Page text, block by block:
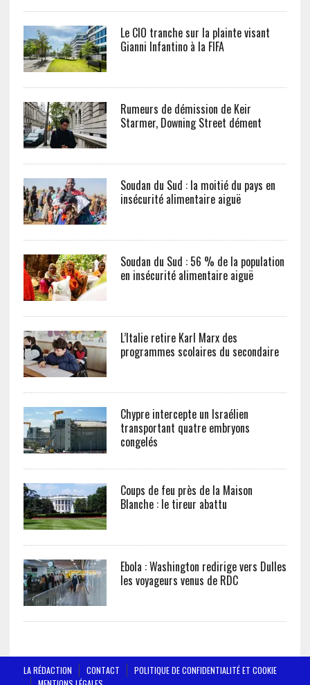
Le CIO tranche sur la plainte visant
Gianni Infantino à la FIFA
Rumeurs de démission de Keir
Starmer, Downing Street dément
Soudan du Sud : la moitié du pays en
insécurité alimentaire aiguë
Soudan du Sud : 56 % de la population
en insécurité alimentaire aiguë
L’Italie retire Karl Marx des
programmes scolaires du secondaire
Chypre intercepte un Israélien
transportant quatre embryons
congelés
Coups de feu près de la Maison
Blanche : le tireur abattu
Ebola : Washington redirige vers Dulles
les voyageurs venus de RDC
LA RÉDACTION CONTACT
POLITIQUE DE CONFIDENTIALITÉ ET COOKIE